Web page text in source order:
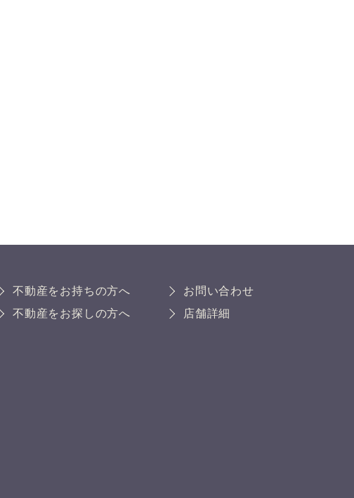
不動産をお持ちの方へ
お問い合わせ
不動産をお探しの方へ 店舗詳細